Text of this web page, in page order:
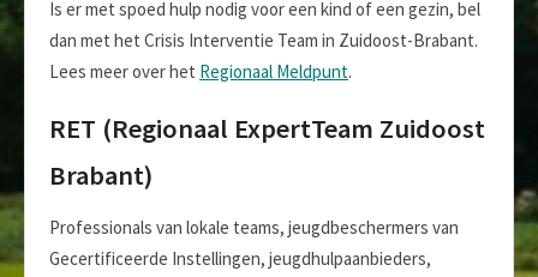
Is er met spoed hulp nodig voor een kind of een gezin, bel
dan met het Crisis Interventie Team in Zuidoost-Brabant.
Lees meer over het Regionaal Meldpunt.
RET (Regionaal ExpertTeam Zuidoost
Brabant)
Professionals van lokale teams, jeugdbeschermers van
Gecertificeerde Instellingen, jeugdhulpaanbieders,